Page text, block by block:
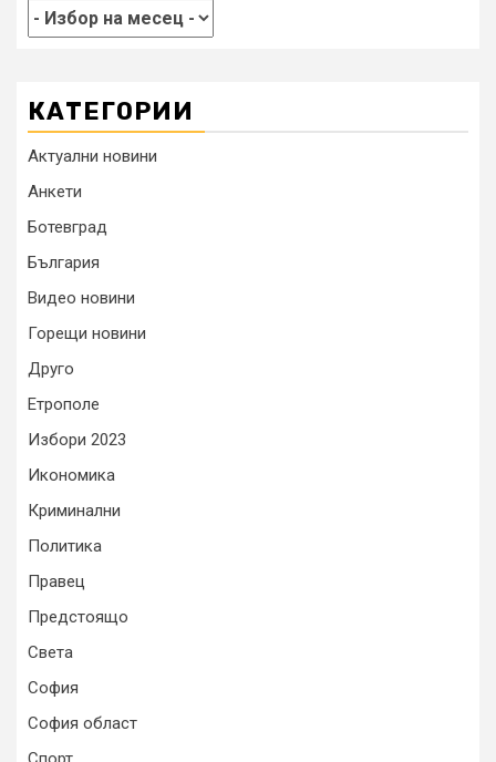
КАТЕГОРИИ
Актуални новини
Анкети
Ботевград
България
Видео новини
Горещи новини
Друго
Етрополе
Избори 2023
Икономика
Криминални
Политика
Правец
Предстоящо
Света
София
София област